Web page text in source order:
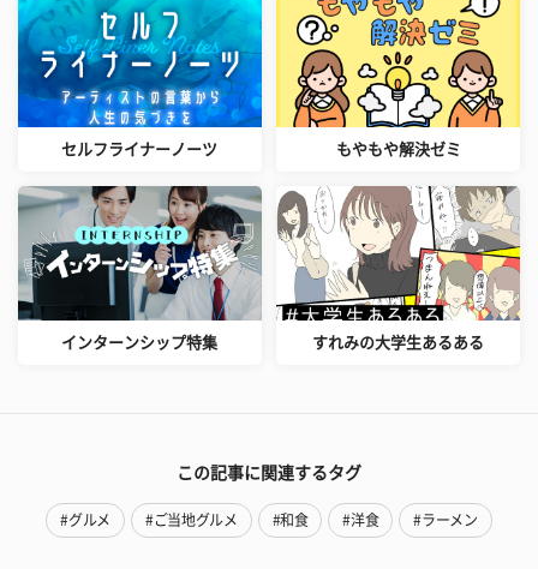
セルフライナーノーツ もやもや解決ゼミ
インターンシップ特集 すれみの大学生あるある
この記事に関連するタグ
#グルメ #ご当地グルメ #和食 #洋食 #ラーメン